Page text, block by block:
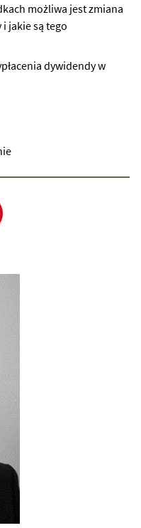
możliwa jest zmiana
jakie są tego
dywidendy w